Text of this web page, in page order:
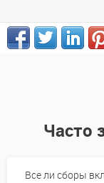
Часто
Все ли сборы